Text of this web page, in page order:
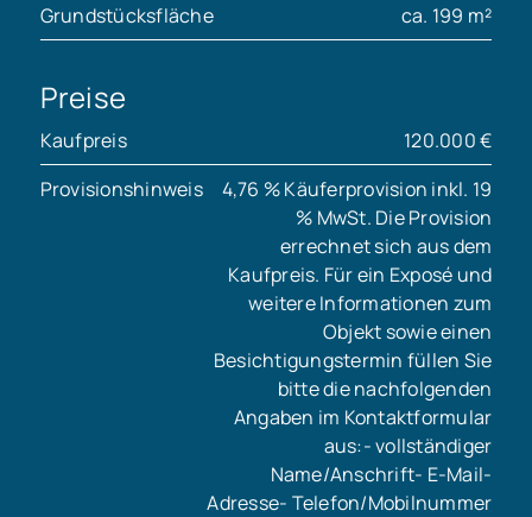
Grundstücksfläche ca. 199 m²
Preise
Kaufpreis
120.000 €
Provisionshinweis
4,76 % Käuferprovision inkl. 19
% MwSt. Die Provision
errechnet sich aus dem
Kaufpreis. Für ein Exposé und
weitere Informationen zum
Objekt sowie einen
Besichtigungstermin füllen Sie
bitte die nachfolgenden
Angaben im Kontaktformular
aus:- vollständiger
Name/Anschrift- E-Mail-
Adresse- Telefon/Mobilnummer